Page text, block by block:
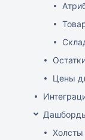
Цены
Холсты